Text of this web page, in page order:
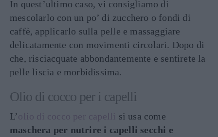
In quest’ultimo caso, vi consigliamo di
mescolarlo con un po’ di zucchero o fondi di
caffè, applicarlo sulla pelle e massaggiare
delicatamente con movimenti circolari. Dopo di
che, risciacquate abbondantemente e sentirete la
pelle liscia e morbidissima.
Olio di cocco per i capelli
L’olio di cocco per capelli si usa come
maschera per nutrire i capelli secchi e